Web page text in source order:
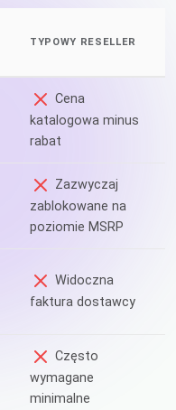
TYPOWY RESELLER
Cena
katalogowa minus
rabat
Zazwyczaj
zablokowane na
poziomie MSRP
Widoczna
faktura dostawcy
Często
wymagane
minimalne